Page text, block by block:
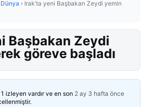
Dünya › Irak’ta yeni Başbakan Zeydi yemin
Başbakan Zeydi
göreve başladı
izleyen vardır ve en son 2 ay 3 hafta önce